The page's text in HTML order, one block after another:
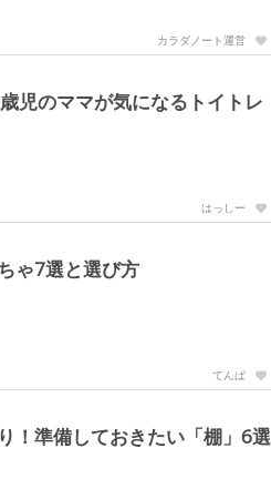
カラダノート運営
児のママが気になるトイトレ
はっしー
ゃ7選と選び方
てんぱ
！準備しておきたい「棚」6選